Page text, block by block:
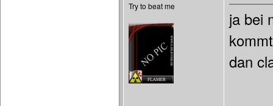
Try to beat me
ja bei
dan